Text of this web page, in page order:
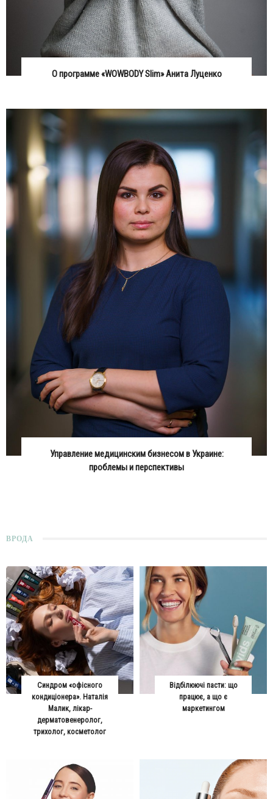
О программе «WOWBODY Slim» Анита Луценко
Управление медицинским бизнесом в Украине:
проблемы и перспективы
ВРОДА
Синдром «офісного
кондиціонера». Наталія
Малик, лікар-
дерматовенеролог,
трихолог, косметолог
Відбілюючі пасти: що
працює, а що є
маркетингом